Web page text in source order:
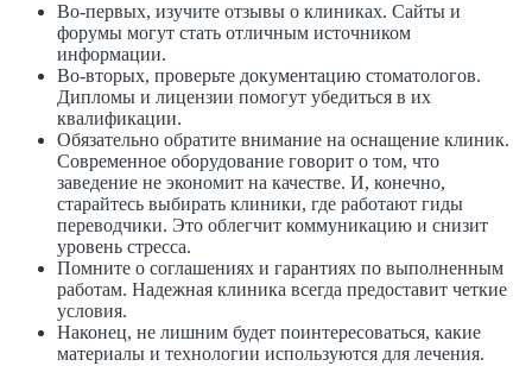
Во-первых, изучите отзывы о клиниках. Сайты и
форумы могут стать отличным источником
информации.
Во-вторых, проверьте документацию стоматологов.
Дипломы и лицензии помогут убедиться в их
квалификации.
Обязательно обратите внимание на оснащение клиник.
Современное оборудование говорит о том, что
заведение не экономит на качестве. И, конечно,
старайтесь выбирать клиники, где работают гиды
переводчики. Это облегчит коммуникацию и снизит
уровень стресса.
Помните о соглашениях и гарантиях по выполненным
работам. Надежная клиника всегда предоставит четкие
условия.
Наконец, не лишним будет поинтересоваться, какие
материалы и технологии используются для лечения.